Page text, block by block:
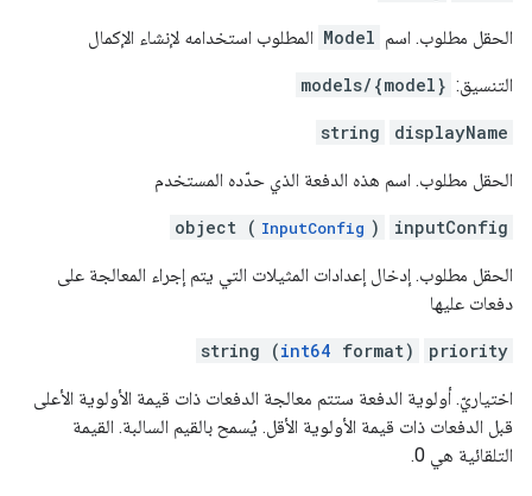
الحقل مطلوب. اسم Model المطلوب استخدامه لإنشاء الإكمال
التنسيق: models/{model}
displayName
string
الحقل مطلوب. اسم هذه الدفعة الذي حدّده المستخدم
inputConfig
object ( InputConfig )
الحقل مطلوب. إدخال إعدادات المثيلات التي يتم إجراء المعالجة على
دفعات عليها
priority
string (int64 format)
اختياريّ. أولوية الدفعة ستتم معالجة الدفعات ذات قيمة الأولوية الأعلى
قبل الدفعات ذات قيمة الأولوية الأقل. يُسمح بالقيم السالبة. القيمة
التلقائية هي 0.